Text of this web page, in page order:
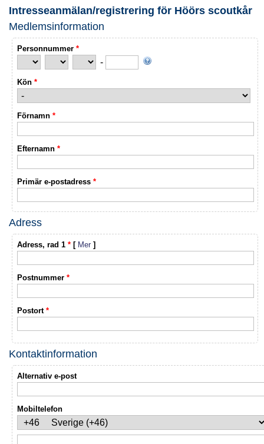
Intresseanmälan/registrering för Höörs scoutkår
Medlemsinformation
Personnummer *
-
Kön *
Förnamn *
Efternamn *
Primär e-postadress *
Adress
Adress, rad 1 * [ Mer ]
Postnummer *
Postort*
Kontaktinformation
Alternativ e-post
Mobiltelefon